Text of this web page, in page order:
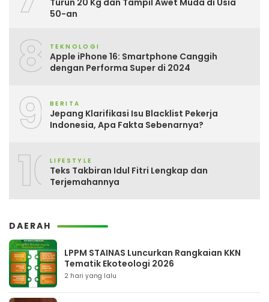
Turun 20 Kg dan Tampil Awet Muda di Usia
50-an
8 TEKNOLOGI
Apple iPhone 16: Smartphone Canggih
dengan Performa Super di 2024
9 BERITA
Jepang Klarifikasi Isu Blacklist Pekerja
Indonesia, Apa Fakta Sebenarnya?
10LIFESTYLE
Teks Takbiran Idul Fitri Lengkap dan
Terjemahannya
DAERAH
LPPM STAINAS Luncurkan Rangkaian KKN
Tematik Ekoteologi 2026
2 hari yang lalu